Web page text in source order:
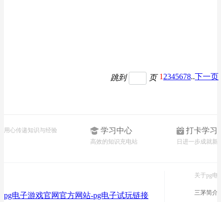
1 2345678..下一页
跳到 页
用心传递知识与经验 学习中心
高效的知识充电站
打卡学习
日进一步成就新
pg电子游戏官网官方网站-pg电子试玩链接
关于pg电
三茅简介